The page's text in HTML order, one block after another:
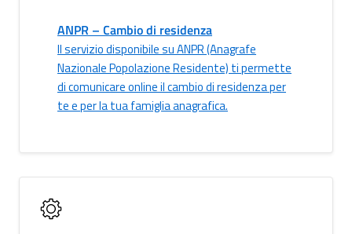
ANPR – Cambio di residenza
Il servizio disponibile su ANPR (Anagrafe
Nazionale Popolazione Residente) ti permette
di comunicare online il cambio di residenza per
te e per la tua famiglia anagrafica.